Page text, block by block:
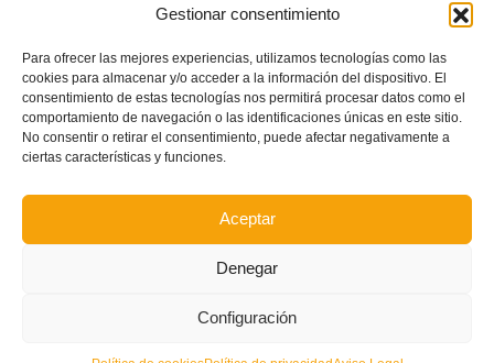
Gestionar consentimiento
Para ofrecer las mejores experiencias, utilizamos tecnologías como las
cookies para almacenar y/o acceder a la información del dispositivo. El
consentimiento de estas tecnologías nos permitirá procesar datos como el
comportamiento de navegación o las identificaciones únicas en este sitio.
No consentir o retirar el consentimiento, puede afectar negativamente a
ciertas características y funciones.
Aceptar
Denegar
Configuración